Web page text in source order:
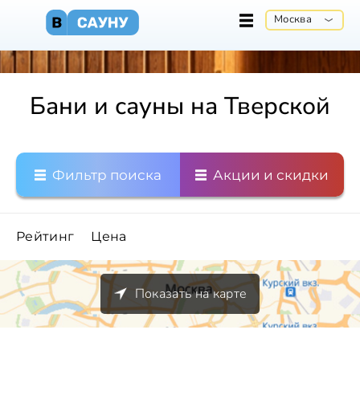
Москва
Бани и сауны на Тверской
Фильтр поиска Акции и скидки
Рейтинг Цена
Показать на карте